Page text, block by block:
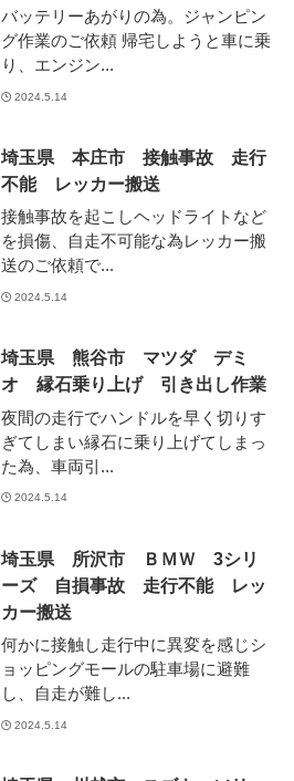
バッテリーあがりの為。ジャンピン
グ作業のご依頼 帰宅しようと車に乗
り、エンジン...
2024.5.14
埼玉県 本庄市 接触事故 走行
不能 レッカー搬送
接触事故を起こしヘッドライトなど
を損傷、自走不可能な為レッカー搬
送のご依頼で...
2024.5.14
埼玉県 熊谷市 マツダ デミ
オ 縁石乗り上げ 引き出し作業
夜間の走行でハンドルを早く切りす
ぎてしまい縁石に乗り上げてしまっ
た為、車両引...
2024.5.14
埼玉県 所沢市 ＢＭＷ 3シリ
ーズ 自損事故 走行不能 レッ
カー搬送
何かに接触し走行中に異変を感じシ
ョッピングモールの駐車場に避難
し、自走が難し...
2024.5.14